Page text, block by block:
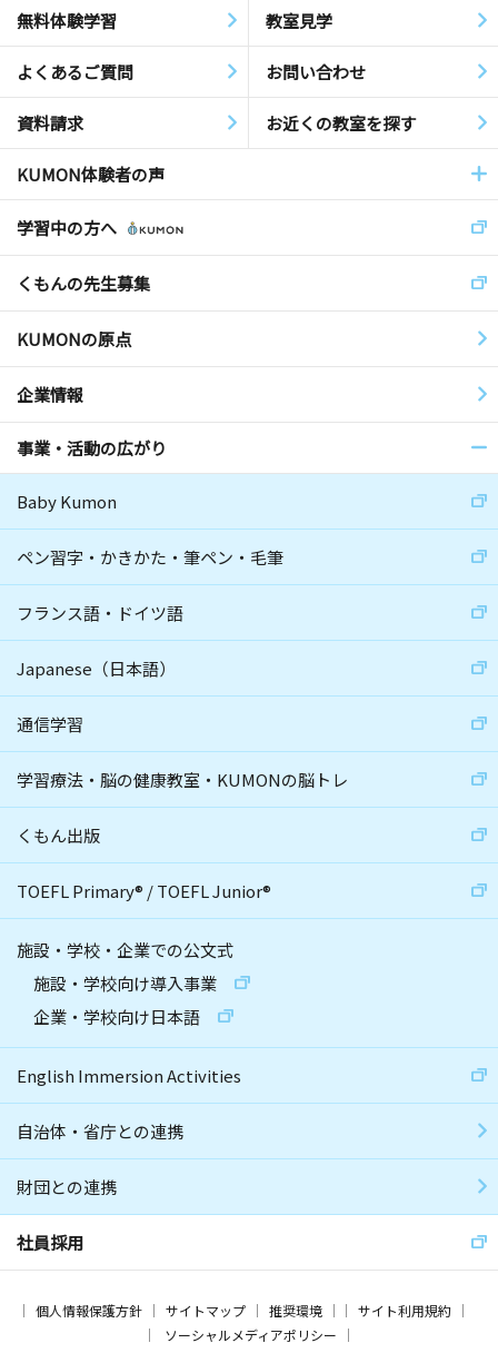
無料体験学習 教室見学
よくあるご質問 お問い合わせ
資料請求 お近くの教室を探す
KUMON体験者の声
学習中の方へ
くもんの先生募集
KUMONの原点
企業情報
事業・活動の広がり
Baby Kumon
ペン習字・かきかた・筆ペン・毛筆
フランス語・ドイツ語
Japanese（日本語）
通信学習
学習療法・脳の健康教室・KUMONの脳トレ
くもん出版
TOEFL Primary® /TOEFL Junior®
施設・学校・企業での公文式
施設・学校向け導入事業
企業・学校向け日本語
English Immersion Activities
自治体・省庁との連携
財団との連携
社員採用
個人情報保護方針 サイトマップ 推奨環境
サイト利用規約
ソーシャルメディアポリシー